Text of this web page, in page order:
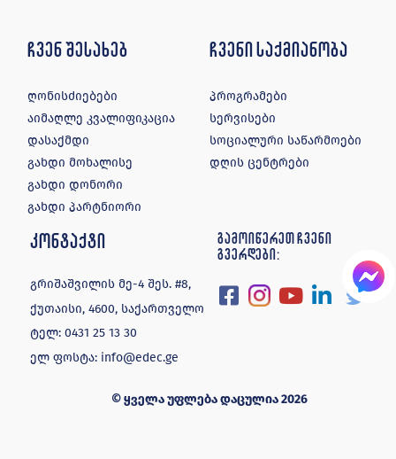
ჩვენ შესახებ
ღონისძიებები
აიმაღლე კვალიფიკაცია
დასაქმდი
გახდი მოხალისე
გახდი დონორი
გახდი პარტნიორი
ჩვენი საქმიანობა
პროგრამები
სერვისები
სოციალური საწარმოები
დღის ცენტრები
კონტაქტი
გრიშაშვილის მე-4 შეს. #8,
ქუთაისი, 4600, საქართველო
ტელ:0431 25 13 30
ელ ფოსტა: info@edec.ge
გამოიწერეთ ჩვენი
გვერდები:
© ყველა უფლება დაცულია 2026